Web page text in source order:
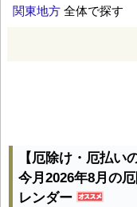
関東地方 全体で探す
【厄除け・厄払い
今月2026年8月の
レンダー